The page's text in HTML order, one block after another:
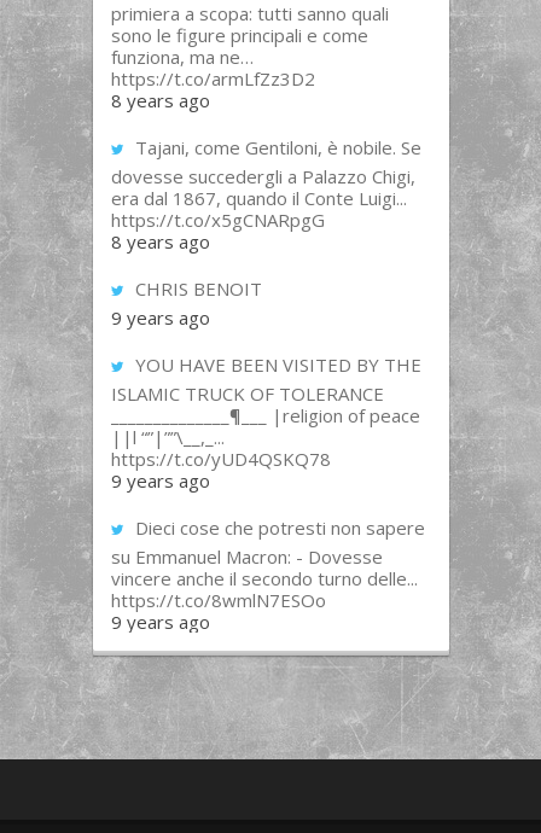
primiera a scopa: tutti sanno quali
sono le figure principali e come
funziona, ma ne…
https://t.co/armLfZz3D2
8 years ago
Tajani, come Gentiloni, è nobile. Se
dovesse succedergli a Palazzo Chigi,
era dal 1867, quando il Conte Luigi...
https://t.co/x5gCNARpgG
8 years ago
CHRIS BENOIT
9 years ago
YOU HAVE BEEN VISITED BY THE
ISLAMIC TRUCK OF TOLERANCE
______________¶___ |religion of peace
||l “”|””\__,_...
https://t.co/yUD4QSKQ78
9 years ago
Dieci cose che potresti non sapere
su Emmanuel Macron: - Dovesse
vincere anche il secondo turno delle...
https://t.co/8wmlN7ESOo
9 years ago